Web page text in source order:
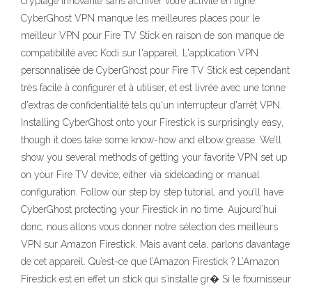
CyberGhost VPN manque les meilleures places pour le
meilleur VPN pour Fire TV Stick en raison de son manque de
compatibilité avec Kodi sur l'appareil. L'application VPN
personnalisée de CyberGhost pour Fire TV Stick est cependant
très facile à configurer et à utiliser, et est livrée avec une tonne
d'extras de confidentialité tels qu'un interrupteur d'arrêt VPN.
Installing CyberGhost onto your Firestick is surprisingly easy,
though it does take some know-how and elbow grease. We’ll
show you several methods of getting your favorite VPN set up
on your Fire TV device, either via sideloading or manual
configuration. Follow our step by step tutorial, and you’ll have
CyberGhost protecting your Firestick in no time. Aujourd’hui
donc, nous allons vous donner notre sélection des meilleurs
VPN sur Amazon Firestick. Mais avant cela, parlons davantage
de cet appareil. Qu’est-ce que l’Amazon Firestick ? L’Amazon
Firestick est en effet un stick qui s’installe gr� Si le fournisseur